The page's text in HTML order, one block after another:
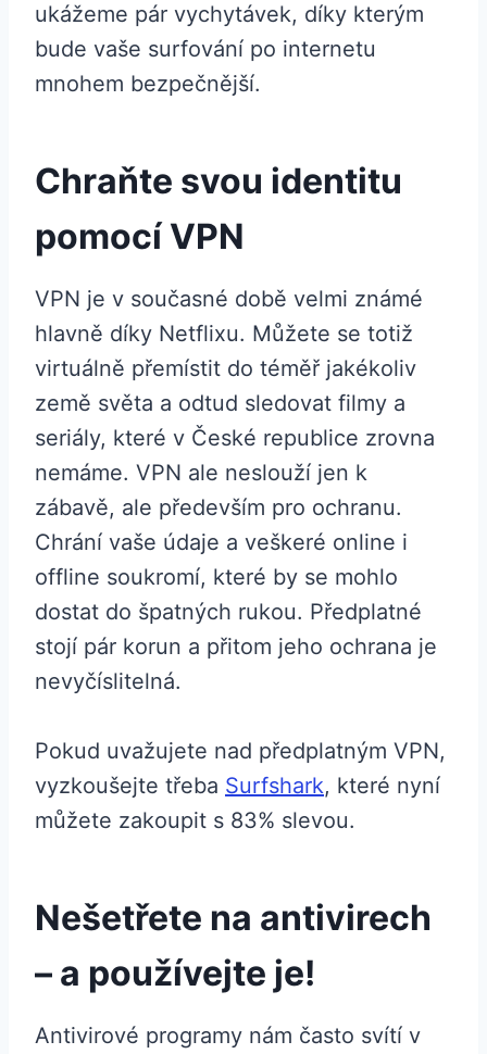
ukážeme pár vychytávek, díky kterým
bude vaše surfování po internetu
mnohem bezpečnější.
Chraňte svou identitu
pomocí VPN
VPN je v současné době velmi známé
hlavně díky Netflixu. Můžete se totiž
virtuálně přemístit do téměř jakékoliv
země světa a odtud sledovat filmy a
seriály, které v České republice zrovna
nemáme. VPN ale neslouží jen k
zábavě, ale především pro ochranu.
Chrání vaše údaje a veškeré online i
offline soukromí, které by se mohlo
dostat do špatných rukou. Předplatné
stojí pár korun a přitom jeho ochrana je
nevyčíslitelná.
Pokud uvažujete nad předplatným VPN,
vyzkoušejte třeba Surfshark, které nyní
můžete zakoupit s 83% slevou.
Nešetřete na antivirech
– a používejte je!
Antivirové programy nám často svítí v